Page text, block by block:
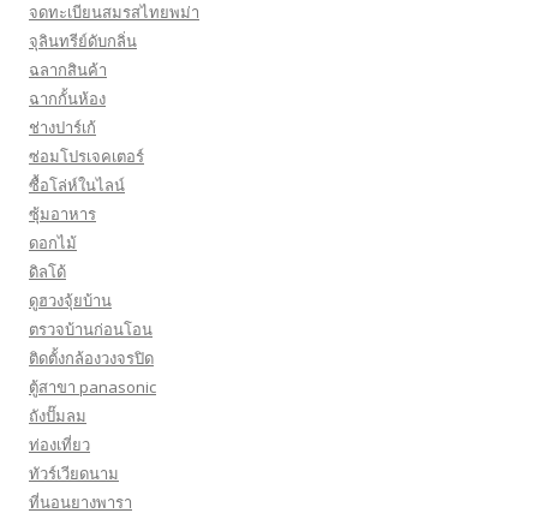
จดทะเบียนสมรสไทยพม่า
จุลินทรีย์ดับกลิ่น
ฉลากสินค้า
ฉากกั้นห้อง
ช่างปาร์เก้
ซ่อมโปรเจคเตอร์
ซื้อโล่ห์ในไลน์
ซุ้มอาหาร
ดอกไม้
ดิลโด้
ดูฮวงจุ้ยบ้าน
ตรวจบ้านก่อนโอน
ติดตั้งกล้องวงจรปิด
ตู้สาขา panasonic
ถังปั๊มลม
ท่องเที่ยว
ทัวร์เวียดนาม
ที่นอนยางพารา